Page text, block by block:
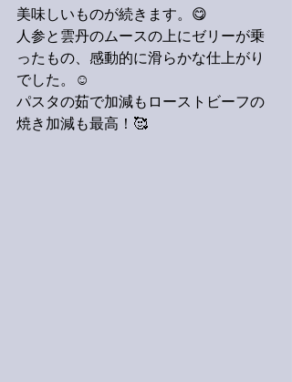
美味しいものが続きます。😋
人参と雲丹のムースの上にゼリーが乗
ったもの、感動的に滑らかな仕上がり
でした。☺️
パスタの茹で加減もローストビーフの
焼き加減も最高！🥰